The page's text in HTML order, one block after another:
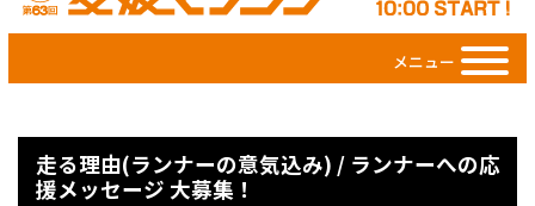
メニュー
走る理由(ランナーの意気込み) / ランナーへの応
援メッセージ 大募集！